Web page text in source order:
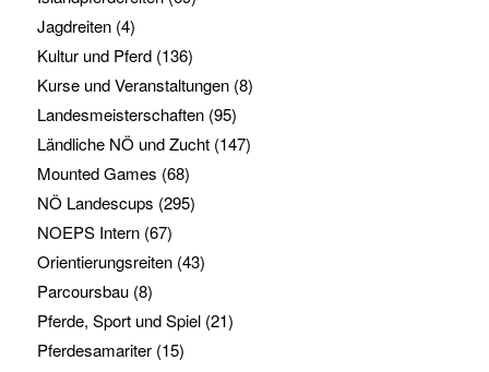
Jagdreiten(4)
Kultur und Pferd(136)
Kurse und Veranstaltungen(8)
Landesmeisterschaften(95)
Ländliche NÖ und Zucht(147)
Mounted Games (68)
NÖ Landescups (295)
NOEPS Intern(67)
Orientierungsreiten(43)
Parcoursbau(8)
Pferde, Sport und Spiel(21)
Pferdesamariter(15)